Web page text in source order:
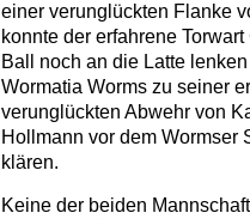
einer verunglückten Flanke
konnte der erfahrene
Ball noch an die Latte
Wormatia Worms zu seiner
verunglückten Abwehr von
Hollmann vor dem Wormser
klären.
Keine der beiden